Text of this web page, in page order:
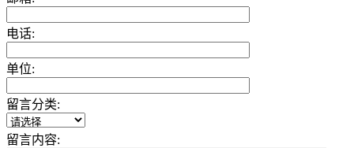
电话:
单位:
留言分类:
留言内容: